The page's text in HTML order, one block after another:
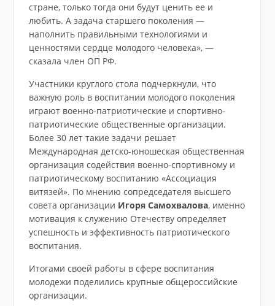
стране, только тогда они будут ценить ее и
любить. А задача старшего поколения —
наполнить правильными технологиями и
ценностями сердце молодого человека», —
сказала член ОП РФ.
Участники круглого стола подчеркнули, что
важную роль в воспитании молодого поколения
играют военно-патриотические и спортивно-
патриотические общественные организации.
Более 30 лет такие задачи решает
Международная детско-юношеская общественная
организация содействия военно-спортивному и
патриотическому воспитанию «Ассоциация
витязей». По мнению сопредседателя высшего
совета организации Игоря Самохвалова, именно
мотивация к служению Отечеству определяет
успешность и эффективность патриотического
воспитания.
Итогами своей работы в сфере воспитания
молодежи поделились крупные общероссийские
организации.